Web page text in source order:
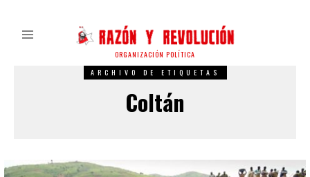
ORGANIZACIÓN POLÍTICA
ARCHIVO DE ETIQUETAS
Coltán